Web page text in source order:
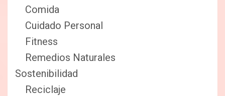
Comida
Cuidado Personal
Fitness
Remedios Naturales
Sostenibilidad
Reciclaje